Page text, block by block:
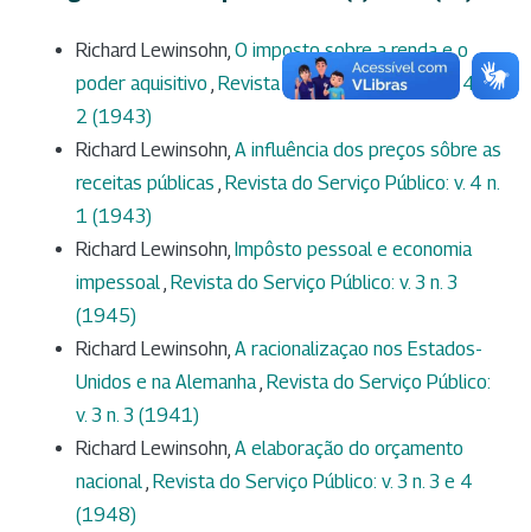
Richard Lewinsohn, O imposto sobre a renda e o
poder aquisitivo , Revista do Serviço Público: v. 4 n.
2 (1943)
Richard Lewinsohn, A influência dos preços sôbre as
receitas públicas , Revista do Serviço Público: v. 4 n.
1 (1943)
Richard Lewinsohn, Impôsto pessoal e economia
impessoal, Revista do Serviço Público: v. 3 n. 3
(1945)
Richard Lewinsohn, A racionalizaçao nos Estados-
Unidos e na Alemanha, Revista do Serviço Público:
v. 3 n. 3 (1941)
Richard Lewinsohn, A elaboração do orçamento
nacional, Revista do Serviço Público: v. 3 n. 3 e 4
(1948)